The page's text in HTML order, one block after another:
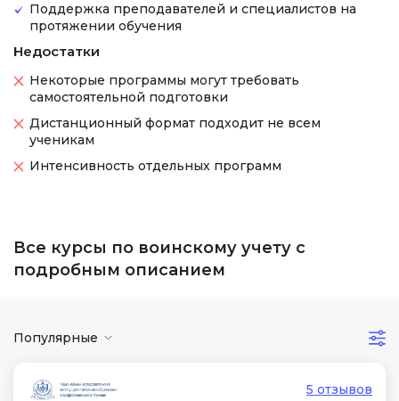
Поддержка преподавателей и специалистов на
протяжении обучения
Недостатки
Некоторые программы могут требовать
самостоятельной подготовки
Дистанционный формат подходит не всем
ученикам
Интенсивность отдельных программ
Все курсы по воинскому учету с
подробным описанием
Популярные
5 отзывов